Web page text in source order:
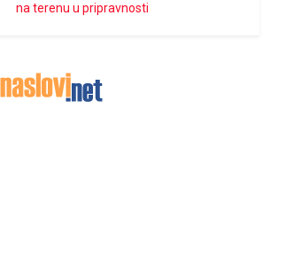
na terenu u pripravnosti